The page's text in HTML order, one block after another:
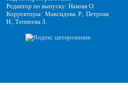
Редактор по выпуску: Накова О.
Корректоры: Максидова Р., Петрова
Н., Теппеева З.